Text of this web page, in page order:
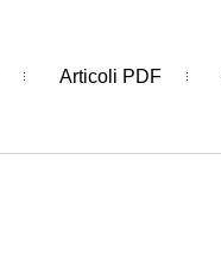
Articoli PDF